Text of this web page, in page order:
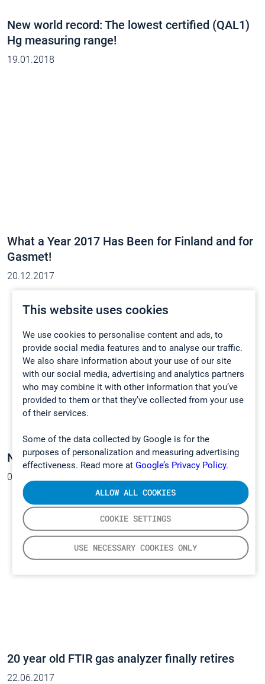
This website uses cookies
We use cookies to personalise content and ads, to
provide social media features and to analyse our traffic.
We also share information about your use of our site
with our social media, advertising and analytics partners
who may combine it with other information that you’ve
provided to them or that they’ve collected from your use
of their services.
Some of the data collected by Google is for the
purposes of personalization and measuring advertising
effectiveness. Read more at Google’s Privacy Policy.
COOKIE SETTINGS
USE NECESSARY COOKIES ONLY
ALLOW ALL COOKIES
New world record: The lowest certified (QAL1)
Hg measuring range!
19.01.2018
What a Year 2017 Has Been for Finland and for
Gasmet!
20.12.2017
New videos on advanced CEMS II e
06.09.2017
20 year old FTIR gas analyzer finally retires
22.06.2017